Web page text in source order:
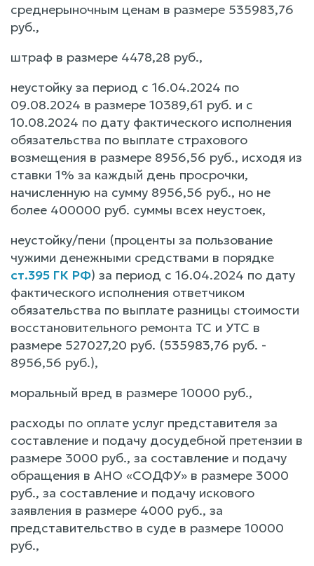
среднерыночным ценам в размере 535983,76
руб.,
штраф в размере 4478,28 руб.,
неустойку за период с 16.04.2024 по
09.08.2024 в размере 10389,61 руб. и с
10.08.2024 по дату фактического исполнения
обязательства по выплате страхового
возмещения в размере 8956,56 руб., исходя из
ставки 1% за каждый день просрочки,
начисленную на сумму 8956,56 руб., но не
более 400000 руб. суммы всех неустоек,
неустойку/пени (проценты за пользование
чужими денежными средствами в порядке
ст.395 ГК РФ) за период с 16.04.2024 по дату
фактического исполнения ответчиком
обязательства по выплате разницы стоимости
восстановительного ремонта ТС и УТС в
размере 527027,20 руб. (535983,76 руб. -
8956,56 руб.),
моральный вред в размере 10000 руб.,
расходы по оплате услуг представителя за
составление и подачу досудебной претензии в
размере 3000 руб., за составление и подачу
обращения в АНО «СОДФУ» в размере 3000
руб., за составление и подачу искового
заявления в размере 4000 руб., за
представительство в суде в размере 10000
руб.,